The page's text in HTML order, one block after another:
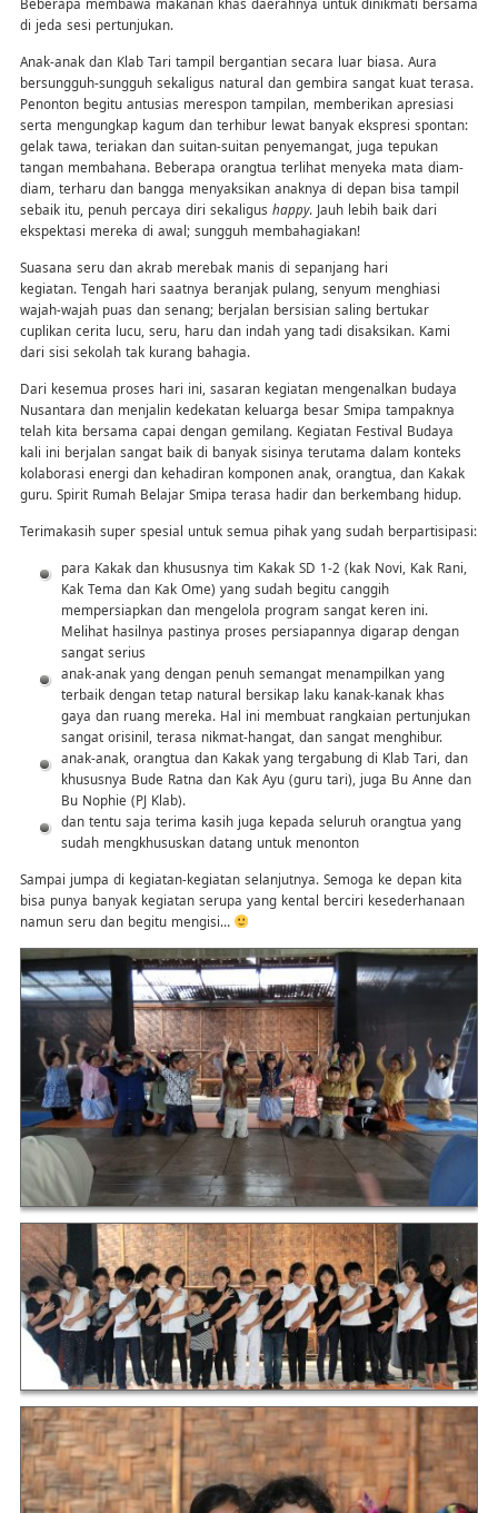
di jeda sesi pertunjukan.
Anak-anak dan Klab Tari tampil bergantian secara luar biasa. Aura
bersungguh-sungguh sekaligus natural dan gembira sangat kuat terasa.
Penonton begitu antusias merespon tampilan, memberikan apresiasi
serta mengungkap kagum dan terhibur lewat banyak ekspresi spontan:
gelak tawa, teriakan dan suitan-suitan penyemangat, juga tepukan
tangan membahana. Beberapa orangtua terlihat menyeka mata diam-
diam, terharu dan bangga menyaksikan anaknya di depan bisa tampil
sebaik itu, penuh percaya diri sekaligus happy. Jauh lebih baik dari
ekspektasi mereka di awal; sungguh membahagiakan!
Suasana seru dan akrab merebak manis di sepanjang hari
kegiatan. Tengah hari saatnya beranjak pulang, senyum menghiasi
wajah-wajah puas dan senang; berjalan bersisian saling bertukar
cuplikan cerita lucu, seru, haru dan indah yang tadi disaksikan. Kami
dari sisi sekolah tak kurang bahagia.
Dari kesemua proses hari ini, sasaran kegiatan mengenalkan budaya
Nusantara dan menjalin kedekatan keluarga besar Smipa tampaknya
telah kita bersama capai dengan gemilang. Kegiatan Festival Budaya
kali ini berjalan sangat baik di banyak sisinya terutama dalam konteks
kolaborasi energi dan kehadiran komponen anak, orangtua, dan Kakak
guru. Spirit Rumah Belajar Smipa terasa hadir dan berkembang hidup.
Terimakasih super spesial untuk semua pihak yang sudah berpartisipasi:
para Kakak dan khususnya tim Kakak SD 1-2 (kak Novi, Kak Rani,
Kak Tema dan Kak Ome) yang sudah begitu canggih
mempersiapkan dan mengelola program sangat keren ini.
Melihat hasilnya pastinya proses persiapannya digarap dengan
sangat serius
anak-anak yang dengan penuh semangat menampilkan yang
terbaik dengan tetap natural bersikap laku kanak-kanak khas
gaya dan ruang mereka. Hal ini membuat rangkaian pertunjukan
sangat orisinil, terasa nikmat-hangat, dan sangat menghibur.
anak-anak, orangtua dan Kakak yang tergabung di Klab Tari, dan
khususnya Bude Ratna dan Kak Ayu (guru tari), juga Bu Anne dan
Bu Nophie (PJ Klab).
dan tentu saja terima kasih juga kepada seluruh orangtua yang
sudah mengkhususkan datang untuk menonton
Sampai jumpa di kegiatan-kegiatan selanjutnya. Semoga ke depan kita
bisa punya banyak kegiatan serupa yang kental berciri kesederhanaan
namun seru dan begitu mengisi…